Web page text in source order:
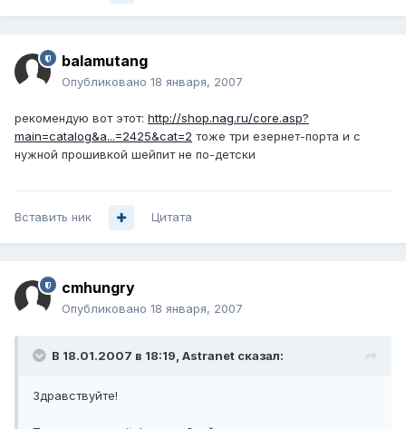
balamutang
Опубликовано 18 января, 2007
рекомендую вот этот: http://shop.nag.ru/core.asp?
main=catalog&a...=2425&cat=2 тоже три езернет-порта и с
нужной прошивкой шейпит не по-детски
Вставить ник Цитата
cmhungry
Опубликовано 18 января, 2007
В 18.01.2007 в 18:19, Astranet сказал:
Здравствуйте!